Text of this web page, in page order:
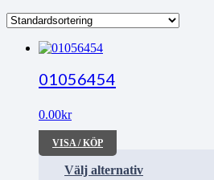
01056454
0.00kr
VISA / KÖP
Välj alternativ